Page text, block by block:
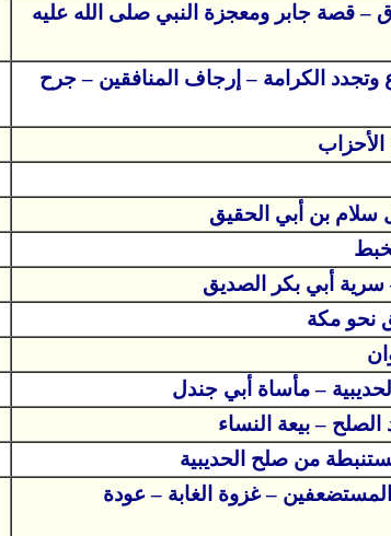
– قصة جابر ومعجزة النبي صلى الله عليه
وتجدد الكرامة – إرجاف المنافقين – جرح
سلام بن أبي الحقيق
أبي بكر الصديق
نحو مكة
– مأساة أبي جندل
– بيعة النساء
من صلح الحديبية
– غزوة الغابة – عودة